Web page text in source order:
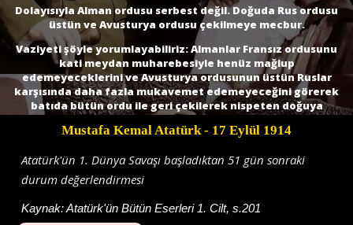
Dolayısıyla Alman ordusu serbest değil. Doğuda Rus ordusu
üstün ve Avusturya ordusu çekilmeye mecbur.
Vaziyeti şöyle yorumlayabiliriz: Almanlar Fransız ordusunu
kati meydan muharebesiyle henüz mağlup
edemeyeceklerini ve Avusturya ordusunun üstün Ruslar
karşısında daha fazla mukavemet edemeyeceğini görerek
batıda bütün ordu ile geri çekilerek nispeten doğuya
yaklaşmak ve sonra Fransız ordusu karşısında bir müdafaa
ordusu bırakarak kalan ordularıyla doğuya yönelip,
istiyorlar.
Pek güzel! Fakat bu defa, Rus ordusu geriye, doğuya
çekilmeye başlarsa ve bu orduyu yakalayıp ezmek mümkün
olmazsa ve diğer taraftan Fransız ordusu mukavemet için
Mustafa Kemal Atatürk - 17 Eylül 1914
Atatürk'ün 1. Dünya Savaşı başladıktan 51 gün sonraki
durum değerlendirmesi
Kaynak:Atatürk'ün Bütün Eserleri 1. Cilt, s.201